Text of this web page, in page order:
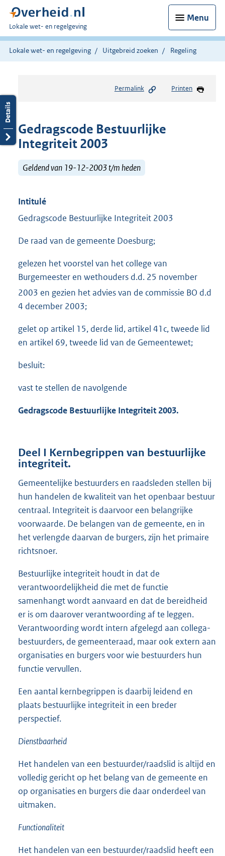
Menu
U
bent
hier:
Lokale wet- en regelgeving
Lokale wet- en regelgeving Uitgebreid zoeken Regeling
Permalink Printen
Gedragscode Bestuurlijke
Integriteit 2003
Geldend van 19-12-2003 t/m heden
Intitulé
Gedragscode Bestuurlijke Integriteit 2003
De raad van de gemeente Doesburg;
gelezen het voorstel van het college van
Burgemeester en wethouders d.d. 25 november
2003 en gezien het advies van de commissie BO d.d
4 december 2003;
gelet op artikel 15, derde lid, artikel 41c, tweede lid
en artikel 69, tweede lid van de Gemeentewet;
besluit:
vast te stellen de navolgende
Gedragscode Bestuurlijke Integriteit 2003.
Deel I Kernbegrippen van bestuurlijke
integriteit.
Gemeentelijke bestuurders en raadsleden stellen bij
hun handelen de kwaliteit van het openbaar bestuur
centraal. Integriteit is daarvoor een belangrijke
voorwaarde. De belangen van de gemeente, en in
het verlengde daarvan de burgers, zijn het primaire
richtsnoer.
Bestuurlijke integriteit houdt in dat de
verantwoordelijkheid die met de functie
samenhangt wordt aanvaard en dat de bereidheid
er is om daarover verantwoording af te leggen.
Verantwoording wordt intern afgelegd aan collega-
bestuurders, de gemeenteraad, maar ook extern aan
organisaties en burgers voor wie bestuurders hun
functie vervullen.
Een aantal kernbegrippen is daarbij leidend en
plaats bestuurlijke integriteit in een breder
perspectief.
Dienstbaarheid
Het handelen van een bestuurder/raadslid is altijd en
volledig gericht op het belang van de gemeente en
op organisaties en burgers die daar onderdeel van
uitmaken.
Functionaliteit
Het handelen van een bestuurder/raadslid heeft een